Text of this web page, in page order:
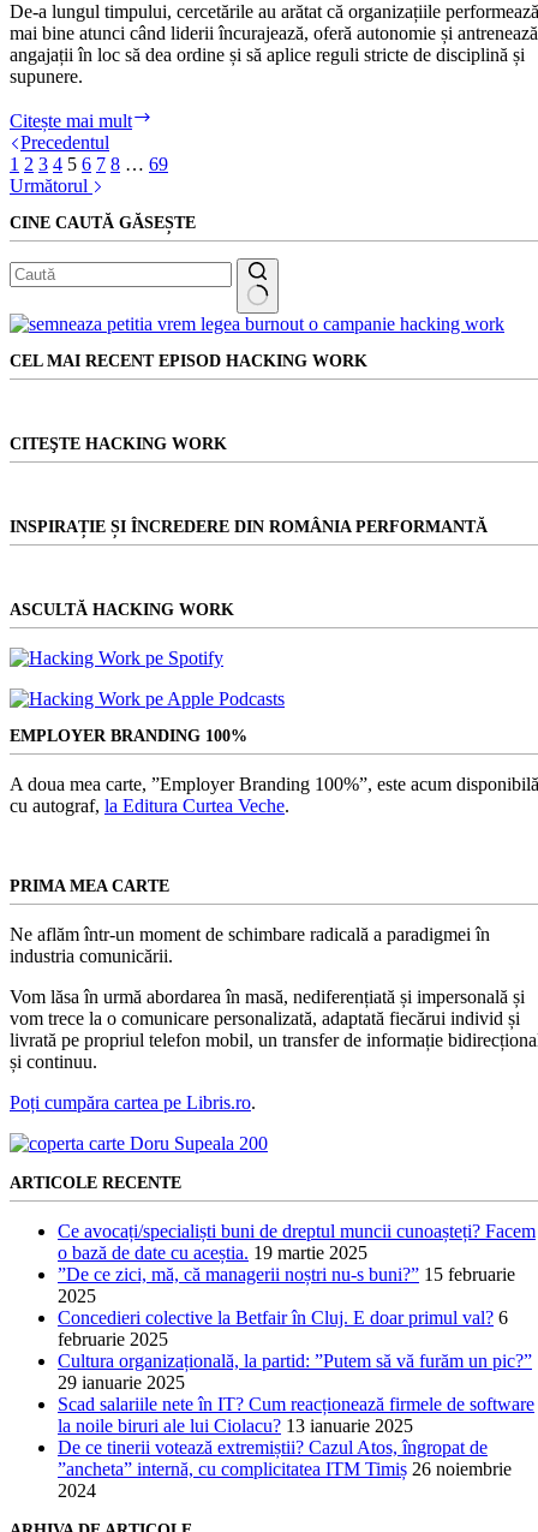
De-a lungul timpului, cercetările au arătat că organizațiile performează
mai bine atunci când liderii încurajează, oferă autonomie și antrenează
angajații în loc să dea ordine și să aplice reguli stricte de disciplină și
supunere.
Citește mai mult
management
control”.
Precedentul
1 2 3 4 5 6 7 8 … 69
Următorul
CINE CAUTĂ GĂSEȘTE
Niciun
CEL MAI RECENT EPISOD HACKING WORK
CITEŞTE HACKING WORK
INSPIRAȚIE ȘI ÎNCREDERE DIN ROMÂNIA PERFORMANTĂ
ASCULTĂ HACKING WORK
EMPLOYER BRANDING 100%
A doua mea carte, ”Employer Branding 100%”, este acum
cu autograf, la Editura Curtea Veche.
PRIMA MEA CARTE
Ne aflăm într-un moment de schimbare radicală a paradigmei în
industria comunicării.
Vom lăsa în urmă abordarea în masă, nediferențiată și impersonală și
vom trece la o comunicare personalizată, adaptată fiecărui individ și
livrată pe propriul telefon mobil, un transfer de informație
și continuu.
Poți cumpăra cartea pe Libris.ro.
ARTICOLE RECENTE
Ce avocați/specialiști buni de dreptul muncii cunoașteți? Facem
o bază de date cu aceștia. 19 martie 2025
”De ce zici, mă, că managerii noștri nu-s buni?” 15 februarie
2025
Concedieri colective la Betfair în Cluj. E doar primul val? 6
februarie 2025
Cultura organizațională, la partid: ”Putem să vă furăm un pic?”
29 ianuarie 2025
Scad salariile nete în IT? Cum reacționează firmele de software
la noile biruri ale lui Ciolacu? 13 ianuarie 2025
De ce tinerii votează extremiștii? Cazul Atos, îngropat de
”ancheta” internă, cu complicitatea ITM Timiș 26 noiembrie
2024